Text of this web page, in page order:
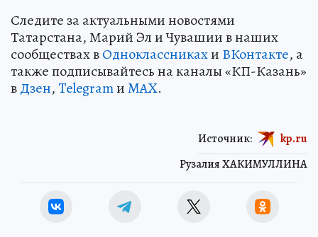
Следите за актуальными новостями
Татарстана, Марий Эл и Чувашии в наших
сообществах вОдноклассникахи ВКонтакте, а
также подписывайтесь на каналы «КП-Казань»
вДзен,TelegramиMAX.
Рузалия ХАКИМУЛЛИНА
Источник: kp.ru